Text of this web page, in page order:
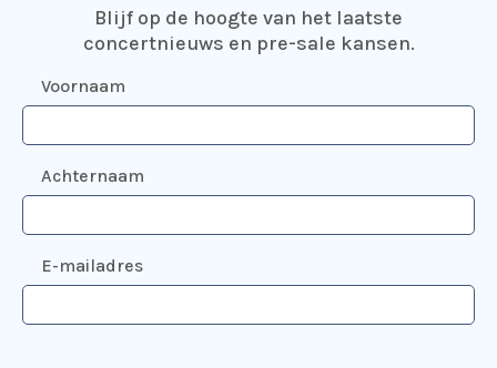
Blijf op de hoogte van het laatste
concertnieuws en pre-sale kansen.
Voornaam
Achternaam
E-mailadres